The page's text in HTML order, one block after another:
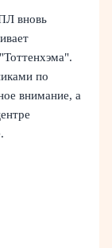
вновь
по
внимание, а